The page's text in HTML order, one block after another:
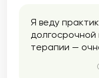
Я веду
долгосрочной
терапии —
главный